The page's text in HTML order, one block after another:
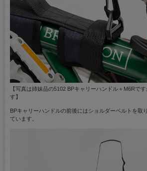
【写真は姉妹品の5102 BPキャリーハンドル＋M6Rで
す】
BPキャリーハンドルの前後にはショルダーベルトを取
ています。